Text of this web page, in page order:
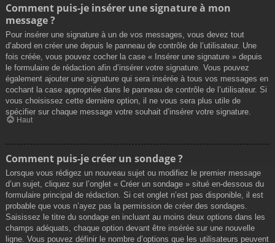
Comment puis-je insérer une signature à mon
message ?
Pour insérer une signature à un de vos messages, vous devez tout
d’abord en créer une depuis le panneau de contrôle de l’utilisateur. Une
fois créée, vous pouvez cocher la case « Insérer une signature » depuis
le formulaire de rédaction afin d’insérer votre signature. Vous pouvez
également ajouter une signature qui sera insérée à tous vos messages en
cochant la case appropriée dans le panneau de contrôle de l’utilisateur. Si
vous choisissez cette dernière option, il ne vous sera plus utile de
spécifier sur chaque message votre souhait d’insérer votre signature.
Haut
Comment puis-je créer un sondage ?
Lorsque vous rédigez un nouveau sujet ou modifiez le premier message
d’un sujet, cliquez sur l’onglet « Créer un sondage » situé en-dessous du
formulaire principal de rédaction. Si cet onglet n’est pas disponible, il est
probable que vous n’ayez pas la permission de créer des sondages.
Saisissez le titre du sondage en incluant au moins deux options dans les
champs adéquats, chaque option devant être insérée sur une nouvelle
ligne. Vous pouvez définir le nombre d’options que les utilisateurs peuvent